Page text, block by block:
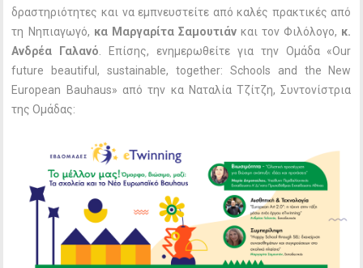
δραστηριότητες και να εμπνευστείτε από καλές πρακτικές από
τη Νηπιαγωγό, κα Μαργαρίτα Σαμουτιάνκαι τον Φιλόλογο, κ.
Ανδρέα Γαλανό . Επίσης, ενημερωθείτε για την Ομάδα «Our
future beautiful, sustainable, together: Schools and the New
European Bauhaus» από την κα Ναταλία Τζίτζη, Συντονίστρια
της Ομάδας: